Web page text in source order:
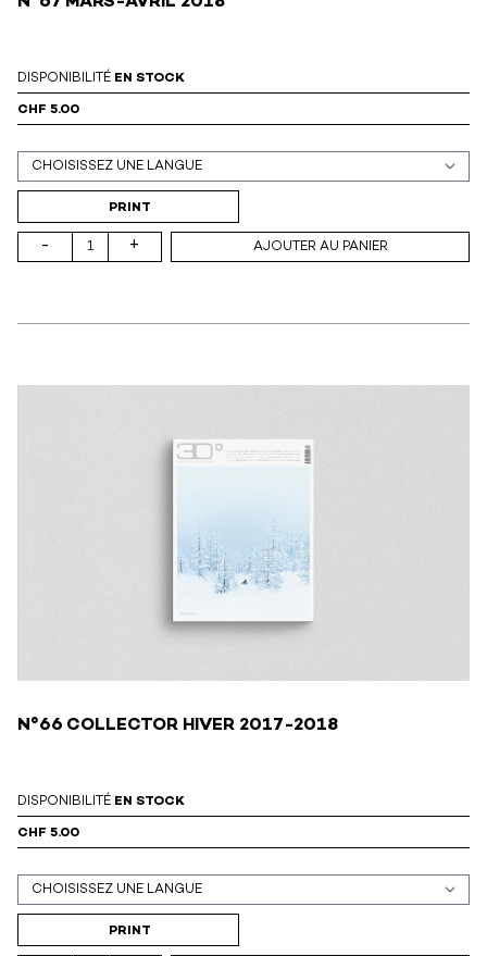
DISPONIBILITÉ EN STOCK
CHF 5.00
Support (print ou digital)
PRINT
- + AJOUTER AU PANIER
N°66 COLLECTOR HIVER 2017-2018
DISPONIBILITÉ EN STOCK
CHF 5.00
Support (print ou digital)
PRINT